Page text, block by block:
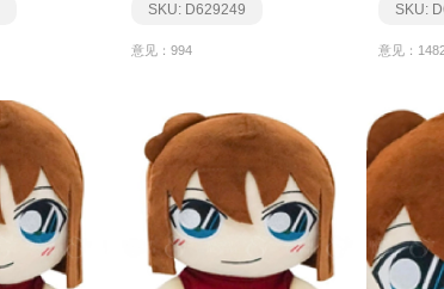
SKU: D629249
意见：994
SKU:
意见：